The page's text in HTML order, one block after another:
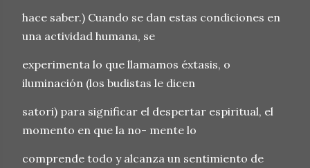
hace saber.) Cuando se dan estas condiciones en
una actividad humana, se
experimenta lo que llamamos éxtasis, o
iluminación (los budistas le dicen
satori) para significar el despertar espiritual, el
momento en que la no- mente lo
comprende todo y alcanza un sentimiento de